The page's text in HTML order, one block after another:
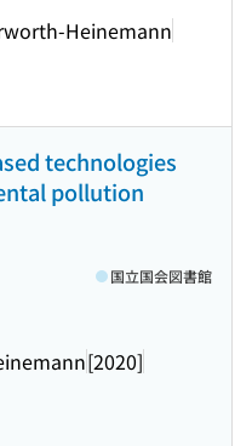
Heinemann
technologies
pollution
[2020]
国立国会図書館